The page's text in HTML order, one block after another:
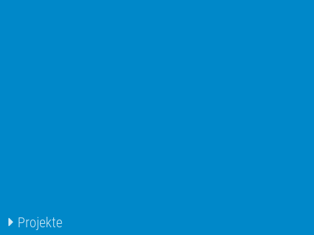
Projekte